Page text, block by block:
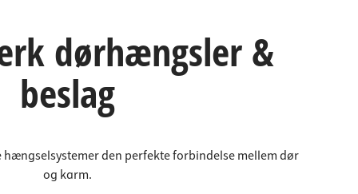
dørhængsler &
beslag
hængselsystemer den perfekte forbindelse mellem dør
og karm.